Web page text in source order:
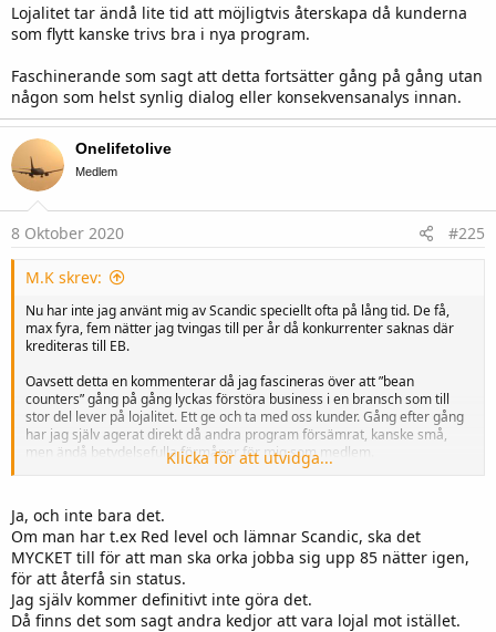
Lojalitet tar ändå lite tid att möjligtvis återskapa då kunderna
som flytt kanske trivs bra i nya program.
Faschinerande som sagt att detta fortsätter gång på gång utan
någon som helst synlig dialog eller konsekvensanalys innan.
Onelifetolive
Medlem
8 Oktober 2020 #225
M.K skrev:
Nu har inte jag använt mig av Scandic speciellt ofta på lång tid. De få,
max fyra, fem nätter jag tvingas till per år då konkurrenter saknas där
krediteras till EB.
Oavsett detta en kommenterar då jag fascineras över att ”bean
counters” gång på gång lyckas förstöra business i en bransch som till
stor del lever på lojalitet. Ett ge och ta med oss kunder. Gång efter gång
har jag själv agerat direkt då andra program försämrat, kanske små,
men ändå betydelsefulla förmåner för mig som medlem.
flytt kanske trivs bra i nya program.
Faschinerande som sagt att detta fortsätter gång på gång utan någon
som helst synlig dialog eller konsekvensanalys innan.
Klicka för att utvidga...
Ja, och inte bara det.
Om man har t.ex Red level och lämnar Scandic, ska det
MYCKET till för att man ska orka jobba sig upp 85 nätter igen,
för att återfå sin status.
Jag själv kommer definitivt inte göra det.
Då finns det som sagt andra kedjor att vara lojal mot istället.